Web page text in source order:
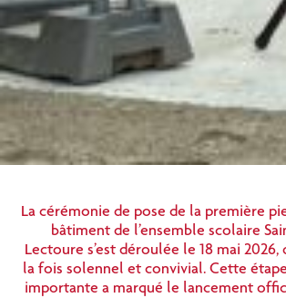
La cérémonie de pose de la première
bâtiment de l’ensemble scolaire
Lectoure s’est déroulée le 18 mai 2026,
la fois solennel et convivial. Cette
importante a marqué le lancement